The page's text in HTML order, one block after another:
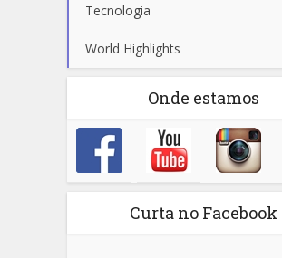
Tecnologia
World Highlights
Onde estamos
Curta no Facebook